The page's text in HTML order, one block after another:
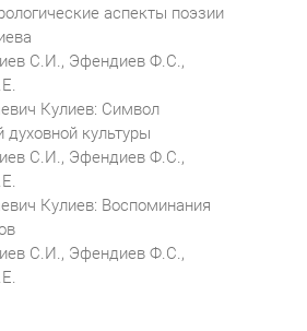
аспекты поэзии
С.И., Эфендиев Ф.С.,
Кулиев: Символ
духовной культуры
С.И., Эфендиев Ф.С.,
Кулиев: Воспоминания
С.И., Эфендиев Ф.С.,